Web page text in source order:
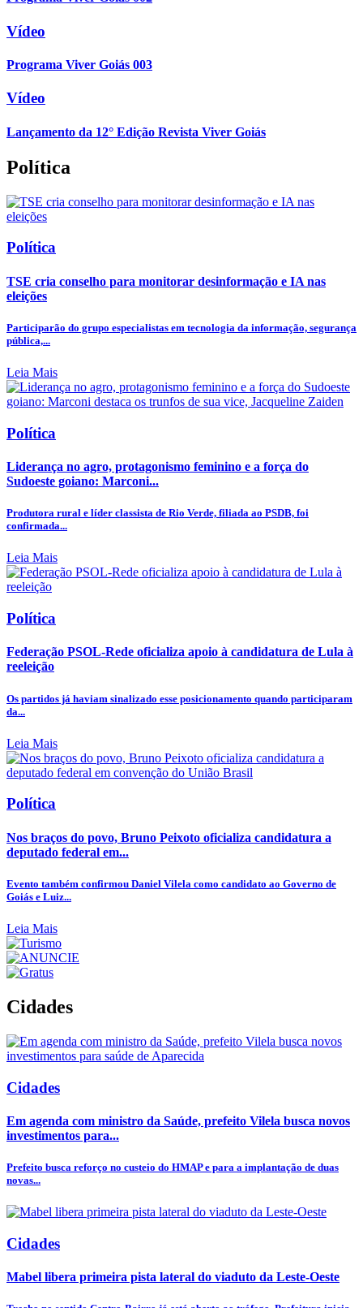
Vídeo
Programa Viver Goiás 003
Vídeo
Lançamento da 12° Edição Revista Viver Goiás
Política
Política
TSE cria conselho para monitorar desinformação e IA nas
eleições
Participarão do grupo especialistas em tecnologia da informação, segurança
pública,...
Leia Mais
Política
Liderança no agro, protagonismo feminino e a força do
Sudoeste goiano: Marconi...
Produtora rural e líder classista de Rio Verde, filiada ao PSDB, foi
confirmada...
Leia Mais
Política
Federação PSOL-Rede oficializa apoio à candidatura de Lula à
reeleição
Os partidos já haviam sinalizado esse posicionamento quando participaram
da...
Leia Mais
Política
Nos braços do povo, Bruno Peixoto oficializa candidatura a
deputado federal em...
Evento também confirmou Daniel Vilela como candidato ao Governo de
Goiás e Luiz...
Leia Mais
Cidades
Cidades
Em agenda com ministro da Saúde, prefeito Vilela busca novos
investimentos para...
Prefeito busca reforço no custeio do HMAP e para a implantação de duas
novas...
Cidades
Mabel libera primeira pista lateral do viaduto da Leste-Oeste